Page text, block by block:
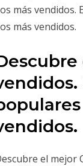
más vendidos.
más vendidos.
el mejor